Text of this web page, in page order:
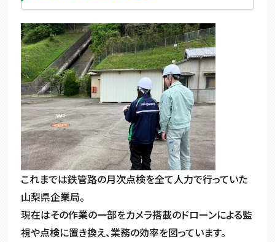
これまでは鉄管路の月次点検を全て人力で行っていた
山梨県企業局。
現在はその作業の一部をカメラ搭載のドローンによる監
視や点検に置き換え、業務の効率を図っています。